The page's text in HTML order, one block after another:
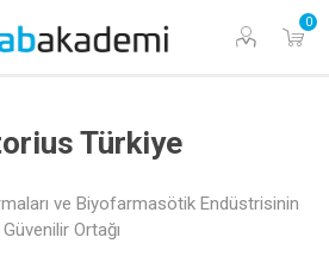
0
Türkiye
ve Biyofarmasötik Endüstrisinin
Güvenilir Ortağı